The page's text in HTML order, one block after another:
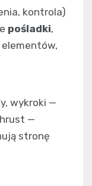
kontrola)
pośladki,
elementów,
wykroki —
—
stronę